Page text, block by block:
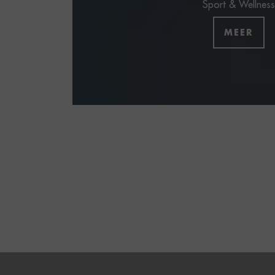
Sport & Wellness
MEER